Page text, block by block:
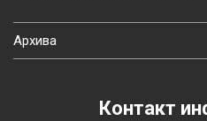
Архива
Контакт